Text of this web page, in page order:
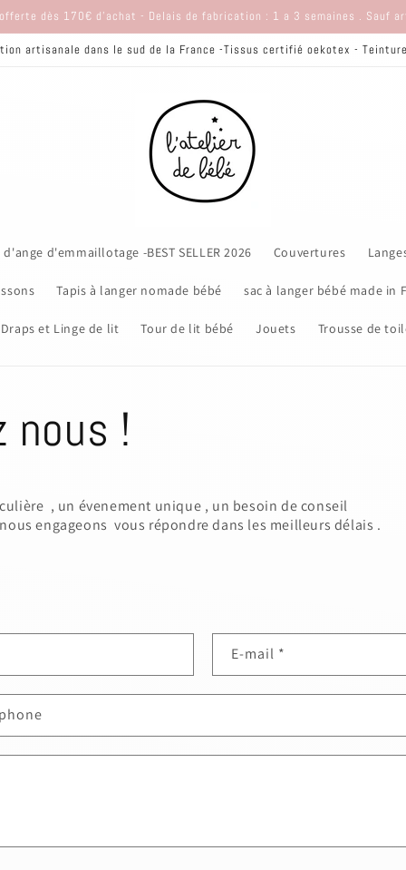
dès 170€ d'achat - Delais de fabrication : 1 a 3 semaines . Sauf
artisanale dans le sud de la France -Tissus certifié oekotex -
d'ange d'emmaillotage -BEST SELLER 2026 Couvertures
Tapis à langer nomade bébé sac à langer bébé made in
Draps et Linge de lit Tour de lit bébé Jouets Trousse de
nous !
, un évenement unique , un besoin de conseil
engageons vous répondre dans les meilleurs délais .
E-mail *